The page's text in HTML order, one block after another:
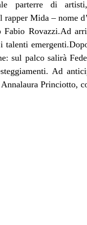
parterre di
rapper Mida – nome
Fabio Rovazzi.Ad
sul palco salirà
Ad
Princiotto,